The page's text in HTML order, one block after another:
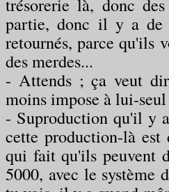
partie, donc il y a de
retournés, parce qu'ils
des merdes...
- Attends ; ça veut
moins impose à lui-
- Suproduction qu'il y
cette production-là
qui fait qu'ils peuvent
5000, avec le système